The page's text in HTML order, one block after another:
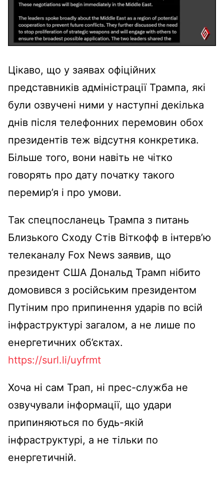
Цікаво, що у заявах офіційних
представників адміністрації Трампа, які
були озвучені ними у наступні декілька
днів після телефонних перемовин обох
президентів теж відсутня конкретика.
Більше того, вони навіть не чітко
говорять про дату початку такого
перемир’я і про умови.
Так спецпосланець Трампа з питань
Близького Сходу Стів Віткофф в інтерв’ю
телеканалу Fox News заявив, що
президент США Дональд Трамп нібито
домовився з російським президентом
Путіним про припинення ударів по всій
інфраструктурі загалом, а не лише по
енергетичних об’єктах.
https://surl.li/uyfrmt
Хоча ні сам Трап, ні прес-служба не
озвучували інформації, що удари
припиняються по будь-якій
інфраструктурі, а не тільки по
енергетичній.